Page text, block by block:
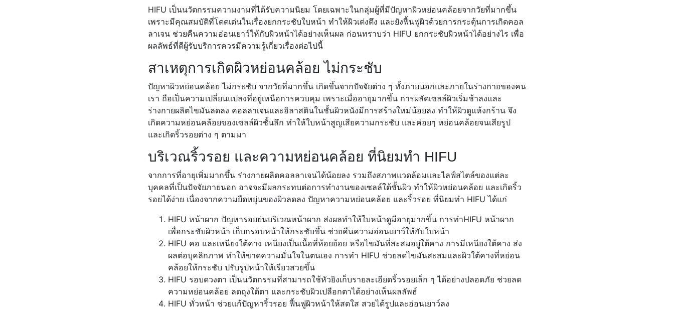
HIFU เป็นนวัตกรรมความงามที่ได้รับความนิยม โดยเฉพาะในกลุ่มผู้ที่มีปัญหาผิวหย่อนคล้อยจากวัยที่มากขึ้น
เพราะมีคุณสมบัติที่โดดเด่นในเรื่องยกกระชับใบหน้า ทำให้ผิวเต่งตึง และยังฟื้นฟูผิวด้วยการกระตุ้นการเกิดคอล
ลาเจน ช่วยคืนความอ่อนเยาว์ให้กับผิวหน้าได้อย่างเห็นผล ก่อนทราบว่า HIFU ยกกระชับผิวหน้าได้อย่างไร เพื่อ
ผลลัพธ์ที่ดีผู้รับบริการควรมีความรู้เกี่ยวเรื่องต่อไปนี้
สาเหตุการเกิดผิวหย่อนคล้อย ไม่กระชับ
ปัญหาผิวหย่อนคล้อย ไม่กระชับ จากวัยที่มากขึ้น เกิดขึ้นจากปัจจัยต่าง ๆ ทั้งภายนอกและภายในร่างกายของคน
เรา ถือเป็นความเปลี่ยนแปลงที่อยู่เหนือการควบคุม เพราะเมื่ออายุมากขึ้น การผลัดเซลล์ผิวเริ่มช้าลงและ
ร่างกายผลิตไขมันลดลง คอลลาเจนและอิลาสตินในชั้นผิวหนังมีการสร้างใหม่น้อยลง ทำให้ผิวดูแห้งกร้าน จึง
เกิดความหย่อนคล้อยของเซลล์ผิวชั้นลึก ทำให้ใบหน้าสูญเสียความกระชับ และค่อยๆ หย่อนคล้อยจนเสียรูป
และเกิดริ้วรอยต่าง ๆ ตามมา
บริเวณริ้วรอย และความหย่อนคล้อย ที่นิยมทำ HIFU
จากการที่อายุเพิ่มมากขึ้น ร่างกายผลิตคอลลาเจนได้น้อยลง รวมถึงสภาพแวดล้อมและไลฟ์สไตล์ของแต่ละ
บุคคลที่เป็นปัจจัยภายนอก อาจจะมีผลกระทบต่อการทำงานของเซลล์ใต้ชั้นผิว ทำให้ผิวหย่อนคล้อย และเกิดริ้ว
รอยได้ง่าย เนื่องจากความยืดหยุ่นของผิวลดลง ปัญหาความหย่อนคล้อย และริ้วรอย ที่นิยมทำ HIFU ได้แก่
HIFU หน้าผาก ปัญหารอยย่นบริเวณหน้าผาก ส่งผลทำให้ใบหน้าดูมีอายุมากขึ้น การทำHIFU หน้าผาก
เพื่อกระชับผิวหน้า เก็บกรอบหน้าให้กระชับขึ้น ช่วยคืนความอ่อนเยาว์ให้กับใบหน้า
HIFU คอ และเหนียงใต้คาง เหนียงเป็นเนื้อที่ห้อยย้อย หรือไขมันที่สะสมอยู่ใต้คาง การมีเหนียงใต้คาง ส่ง
ผลต่อบุคลิกภาพ ทำให้ขาดความมั่นใจในตนเอง การทำ HIFU ช่วยลดไขมันสะสมและผิวใต้คางที่หย่อน
คล้อยให้กระชับ ปรับรูปหน้าให้เรียวสวยขึ้น
HIFU รอบดวงตา เป็นนวัตกรรมที่สามารถใช้หัวยิงเก็บรายละเอียดริ้วรอยเล็ก ๆ ได้อย่างปลอดภัย ช่วยลด
ความหย่อนคล้อย ลดถุงใต้ตา และกระชับผิวเปลือกตาได้อย่างเห็นผลลัพธ์
HIFU ทั่วหน้า ช่วยแก้ปัญหาริ้วรอย ฟื้นฟูผิวหน้าให้สดใส สวยได้รูปและอ่อนเยาว์ลง